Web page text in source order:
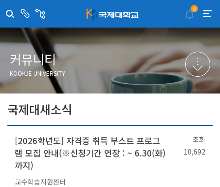
센
부
서
취·창업지원센터
국제대학교 입학안내
학술정보원
국제교류센터
산학협력단
평생교육원
교수학습지원센터
트
이메일무단수집거부
무선인터넷이용안내
포탈사이트
증명발급사이트
국제무인항공
6
커뮤니티
KOOKJE UNIVERSITY
국제대새소식
[2026학년도] 자격증 취득 부스트 프로그
램 모집 안내(※신청기간 연장 : ~ 6.30(화)
까지)
조회
10,692
교수학습지원센터